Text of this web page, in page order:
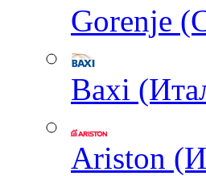
Gorenje
Baxi
Ariston